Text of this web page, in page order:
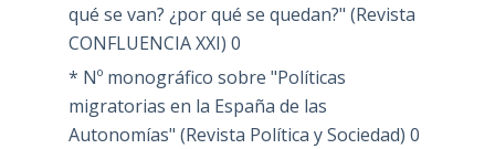
qué se van? ¿por qué se quedan?" (Revista
CONFLUENCIA XXI) 0
* Nº monográfico sobre "Políticas
migratorias en la España de las
Autonomías" (Revista Política y Sociedad) 0